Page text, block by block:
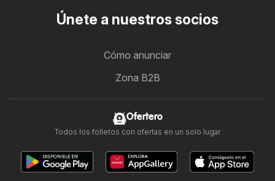
Únete a nuestros socios
Cómo anunciar
Zona B2B
Ofertero
Todos los folletos con ofertas en un solo lugar